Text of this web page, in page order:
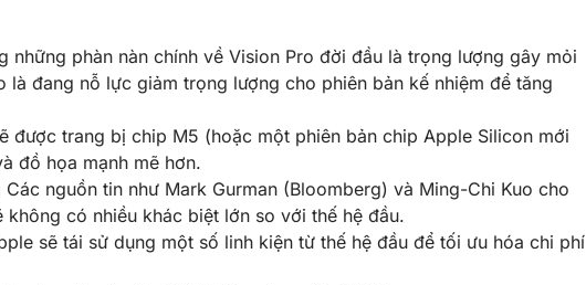
những phàn nàn chính về Vision Pro đời đầu là trọng lượng gây mỏi
là đang nỗ lực giảm trọng lượng cho phiên bản kế nhiệm để tăng
được trang bị chip M5 (hoặc một phiên bản chip Apple Silicon mới
đồ họa mạnh mẽ hơn.
Các nguồn tin như Mark Gurman (Bloomberg) và Ming-Chi Kuo cho
có nhiều khác biệt lớn so với thế hệ đầu.
sẽ tái sử dụng một số linh kiện từ thế hệ đầu để tối ưu hóa chi phí